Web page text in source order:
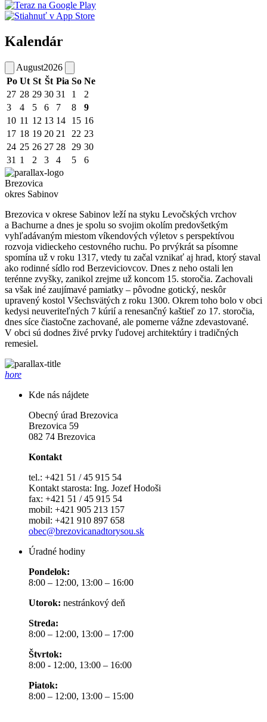
Kalendár
August2026
Po Ut St Št Pia So Ne
27 28 29 30 31 1
2
3
4 5 6 7 8
9
10 11 12 13 14 15 16
17 18 19 20 21 22 23
24 25 26 27 28 29 30
31 1 2 3 4 5 6
Brezovica
okres Sabinov
Brezovica v okrese Sabinov leží na styku Levočských vrchov
a Bachurne a dnes je spolu so svojim okolím predovšetkým
vyhľadávaným miestom víkendových výletov s perspektívou
rozvoja vidieckeho cestovného ruchu. Po prvýkrát sa písomne
spomína už v roku 1317, vtedy tu začal vznikať aj hrad, ktorý staval
ako rodinné sídlo rod Berzeviciovcov. Dnes z neho ostali len
terénne zvyšky, zanikol zrejme už koncom 15. storočia. Zachovali
sa však iné zaujímavé pamiatky – pôvodne gotický, neskôr
upravený kostol Všechsvätých z roku 1300. Okrem toho bolo v obci
kedysi neuveriteľných 7 kúrií a renesančný kaštieľ zo 17. storočia,
dnes síce čiastočne zachované, ale pomerne vážne zdevastované.
V obci sú dodnes živé prvky ľudovej architektúry i tradičných
remesiel.
hore
Kde nás nájdete
Obecný úrad Brezovica
Brezovica 59
082 74 Brezovica
Kontakt
tel.: +421 51 / 45 915 54
Kontakt starosta: Ing. Jozef Hodoši
fax: +421 51 / 45 915 54
mobil: +421 905 213 157
mobil: +421 910 897 658
obec@brezovicanadtorysou.sk
Úradné hodiny
Pondelok:
8:00 – 12:00, 13:00 – 16:00
Utorok: nestránkový deň
Streda:
8:00 – 12:00, 13:00 – 17:00
Štvrtok:
8:00 - 12:00, 13:00 – 16:00
Piatok:
8:00 – 12:00, 13:00 – 15:00